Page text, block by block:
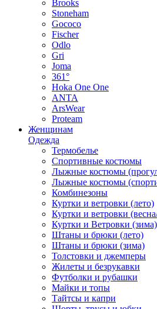
Brooks
Stoneham
Gococo
Fischer
Odlo
Gri
Joma
361°
Hoka One One
ANTA
ArsWear
Proteam
Женщинам
Одежда
Термобелье
Спортивные костюмы
Лыжные костюмы
Лыжные костюмы
Комбинезоны
Куртки и ветровки (лето)
Куртки и ветровки
Куртки и Ветровки (зима)
Штаны и брюки (лето)
Штаны и брюки (зима)
Толстовки и джемперы
Жилеты и безрукавки
Футболки и рубашки
Майки и топы
Тайтсы и капри